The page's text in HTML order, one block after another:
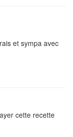
et sympa avec
cette recette